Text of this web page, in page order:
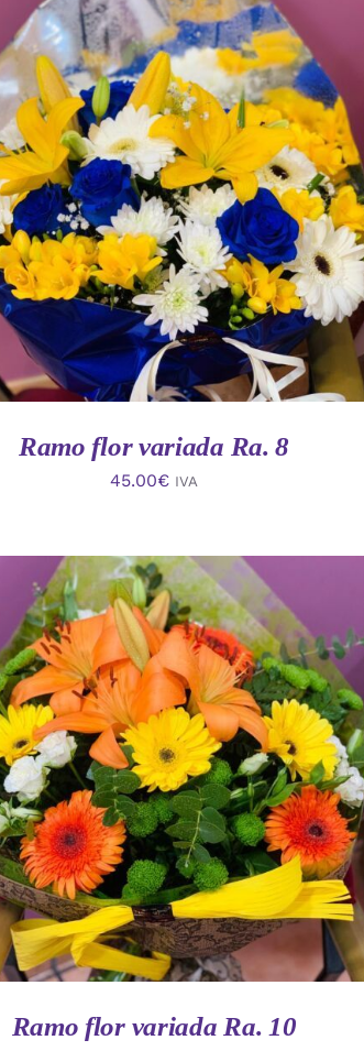
AL CARRITO / VISTA RAPIDA
Ramo flor variada Ra. 8
45.00€ IVA
AÑADIR AL CARRITO / VISTA RAPIDA
Ramo flor variada Ra. 10